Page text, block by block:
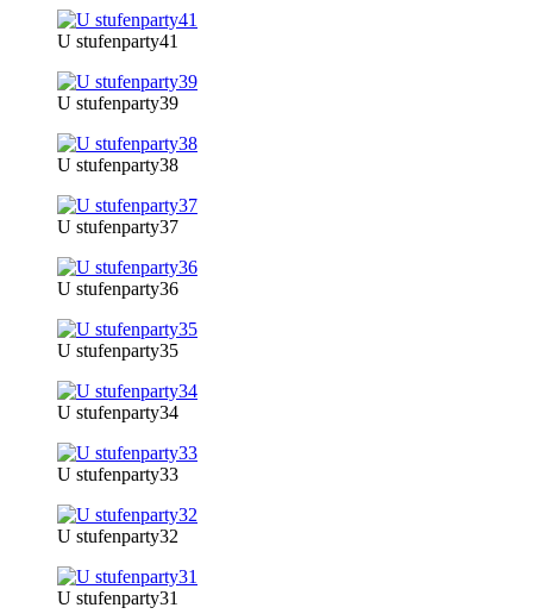
U stufenparty41
U stufenparty39
U stufenparty38
U stufenparty37
U stufenparty36
U stufenparty35
U stufenparty34
U stufenparty33
U stufenparty32
U stufenparty31